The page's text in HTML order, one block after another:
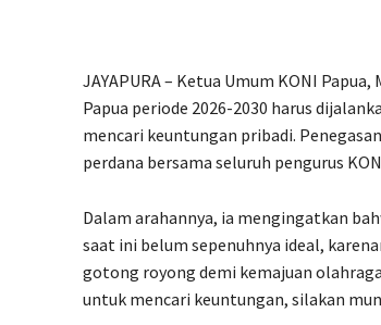
JAYAPURA – Ketua Umum KONI
Papua periode 2026-2030 harus
mencari keuntungan pribadi.
perdana bersama seluruh pengurus
Dalam arahannya, ia mengingatkan
saat ini belum sepenuhnya ideal,
gotong royong demi kemajuan
untuk mencari keuntungan, silakan